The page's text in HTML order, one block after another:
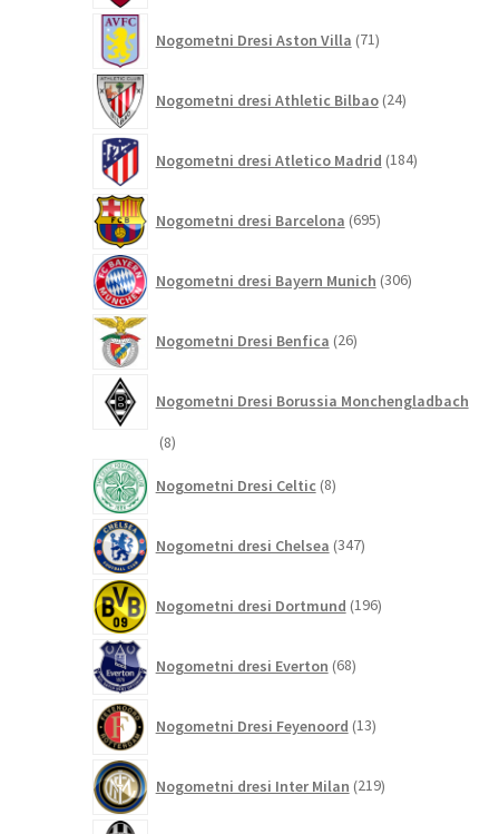
Nogometni Dresi Aston Villa 71izdelkov
Nogometni dresi Athletic Bilbao 24izdelkov
Nogometni dresi Atletico Madrid 184izdelkov
Nogometni dresi Barcelona 695izdelkov
Nogometni dresi Bayern Munich 306izdelkov
Nogometni Dresi Benfica 26izdelkov
Nogometni Dresi Borussia Monchengladbach
88
Nogometni Dresi Celtic 8izdelkov
Nogometni dresi Chelsea 347izdelkov
Nogometni dresi Dortmund 196izdelkov
Nogometni dresi Everton 68izdelkov
Nogometni Dresi Feyenoord 13izdelkov
Nogometni dresi Inter Milan 219izdelkov